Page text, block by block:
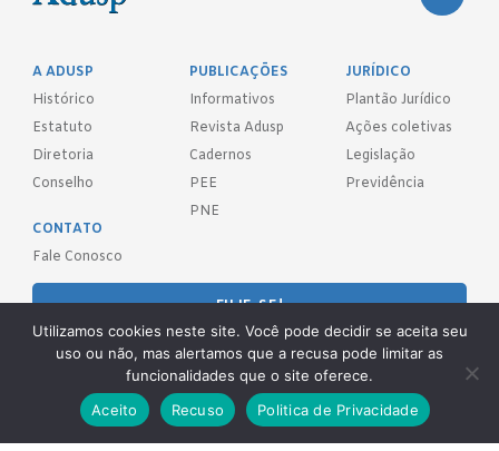
A ADUSP
Histórico
Estatuto
Diretoria
Conselho
PUBLICAÇÕES
Informativos
Revista Adusp
Cadernos
PEE
PNE
JURÍDICO
Plantão Jurídico
Ações coletivas
Legislação
Previdência
CONTATO
Fale Conosco
FILIE-SE!
REDES SOCIAIS
Adusp - Associação de Docentes da Universidade de São Paulo - S.
Utilizamos cookies neste site. Você pode decidir se aceita seu
uso ou não, mas alertamos que a recusa pode limitar as
funcionalidades que o site oferece.
Aceito
Recuso Politica de Privacidade